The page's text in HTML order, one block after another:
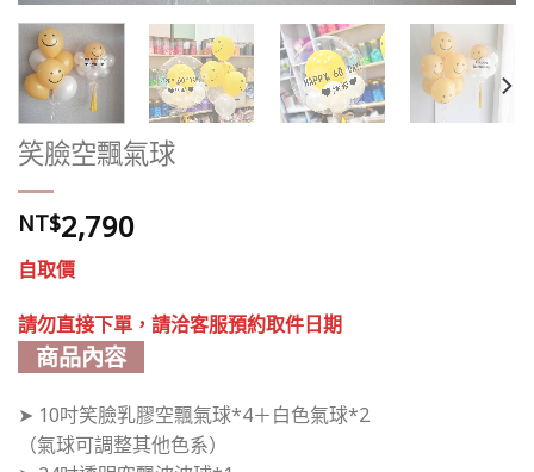
笑臉空飄氣球
NT$2,790
自取價
請勿直接下單，請洽客服預約取件日期
商品內容
➤ 10吋笑臉乳膠空飄氣球*4＋白色氣球*2
（氣球可調整其他色系）